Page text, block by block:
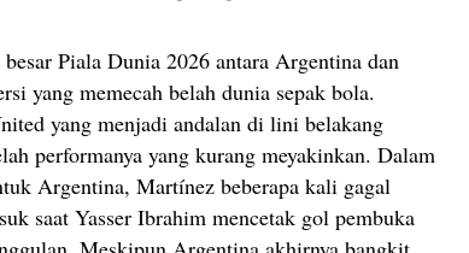
Piala Dunia 2026 antara Argentina dan
yang memecah belah dunia sepak bola.
yang menjadi andalan di lini belakang
performanya yang kurang meyakinkan. Dalam
Argentina, Martínez beberapa kali gagal
saat Yasser Ibrahim mencetak gol pembuka